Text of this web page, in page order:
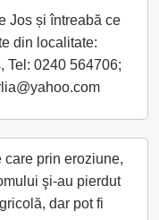
Jos și întreabă ce
din localitate:
Tel: 0240 564706;
care prin eroziune,
şi-au pierdut
dar pot fi